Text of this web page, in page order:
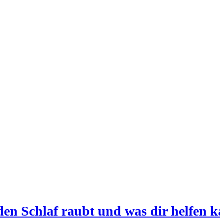
Schlaf raubt und was dir helfen